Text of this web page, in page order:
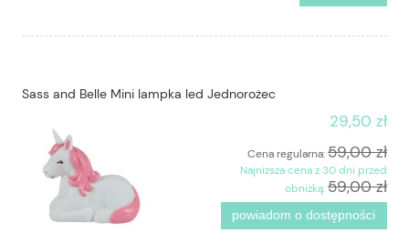
Sass and Belle Mini lampka led Jednorożec
29,50 zł
Cena regularna:59,00 zł
Najniższa cena z 30 dni przed
obniżką:59,00 zł
powiadom o dostępności